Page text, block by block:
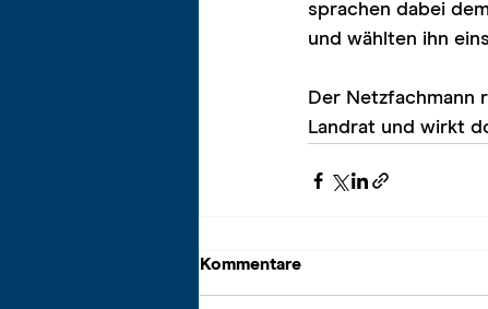
sprachen dabei
und wählten ihn
Der Netzfachmann
Landrat und wirkt
Kommentare